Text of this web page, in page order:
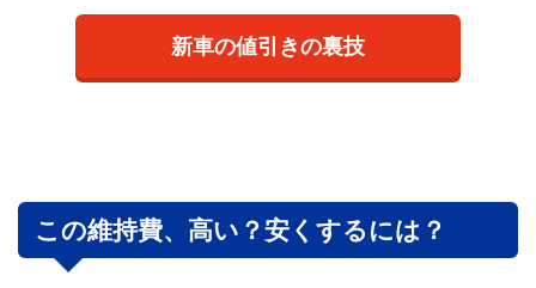
新車の値引きの裏技
この維持費、高い？安くするには？